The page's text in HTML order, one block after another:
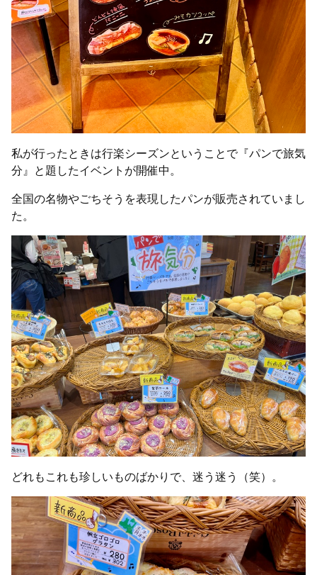
私が行ったときは行楽シーズンということで『パンで旅気
分』と題したイベントが開催中。
全国の名物やごちそうを表現したパンが販売されていまし
た。
どれもこれも珍しいものばかりで、迷う迷う（笑）。